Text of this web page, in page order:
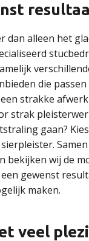
dan alleen het
die
strakke
strak
gaan?
bekijken wij de
gewenst
maken.
veel